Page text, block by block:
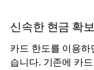
신속한 현금 확보
카드 한도를 이용하
습니다. 기존에 카